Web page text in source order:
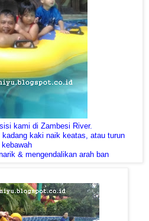
kami di Zambesi River.
kadang kaki naik keatas, atau turun
kebawah
& mengendalikan arah ban